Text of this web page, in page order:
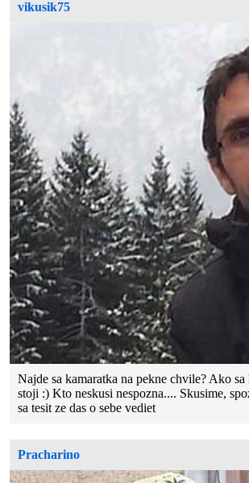
vikusik75
Najde sa kamaratka na pekne chvile? Ako
stoji :) Kto neskusi nespozna.... Skusime,
sa tesit ze das o sebe vediet
Pracharino